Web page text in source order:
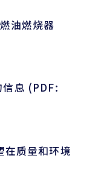
油燃烧器
息 (PDF:
在质量和环境